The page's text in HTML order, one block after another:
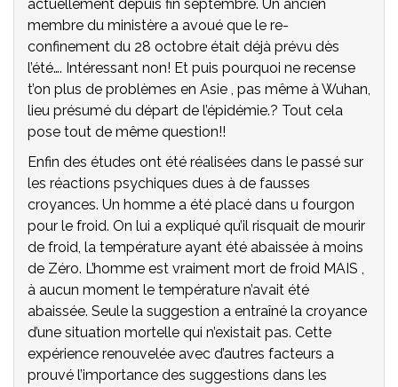
actuellement depuis fin septembre. Un ancien
membre du ministère a avoué que le re-
confinement du 28 octobre était déjà prévu dès
l’été…. Intéressant non! Et puis pourquoi ne recense
t’on plus de problèmes en Asie , pas même à Wuhan,
lieu présumé du départ de l’épidémie.? Tout cela
pose tout de même question!!
Enfin des études ont été réalisées dans le passé sur
les réactions psychiques dues à de fausses
croyances. Un homme a été placé dans u fourgon
pour le froid. On lui a expliqué qu’il risquait de mourir
de froid, la température ayant été abaissée à moins
de Zéro. L’homme est vraiment mort de froid MAIS ,
à aucun moment le température n’avait été
abaissée. Seule la suggestion a entraîné la croyance
d’une situation mortelle qui n’existait pas. Cette
expérience renouvelée avec d’autres facteurs a
prouvé l’importance des suggestions dans les